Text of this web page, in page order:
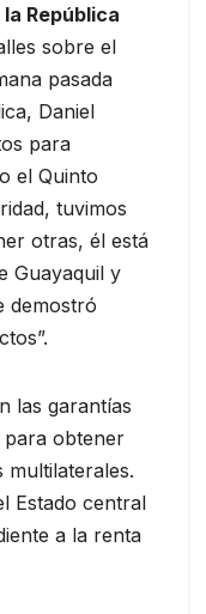
República
sobre el
pasada
Daniel
para
el Quinto
tuvimos
otras, él está
Guayaquil y
demostró
las garantías
para obtener
multilaterales.
Estado central
a la renta